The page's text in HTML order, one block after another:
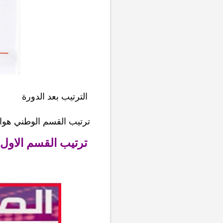
الترتيب بعد الدورة
ترتيب القسم الوطني
ترتيب القسم الاول الهواة المغربي موسم 2024